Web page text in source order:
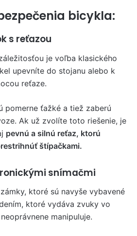
bicykla:
s reťazou
je voľba klasického
upevníte do stojanu alebo k
reťaze.
pomerne ťažké a tiež zaberú
Ak už zvolíte toto riešenie, je
pevnú a silnú reťaz, ktorú
štípačkami.
snímačmi
ktoré sú navyše vybavené
ktoré vydáva zvuky vo
manipuluje.